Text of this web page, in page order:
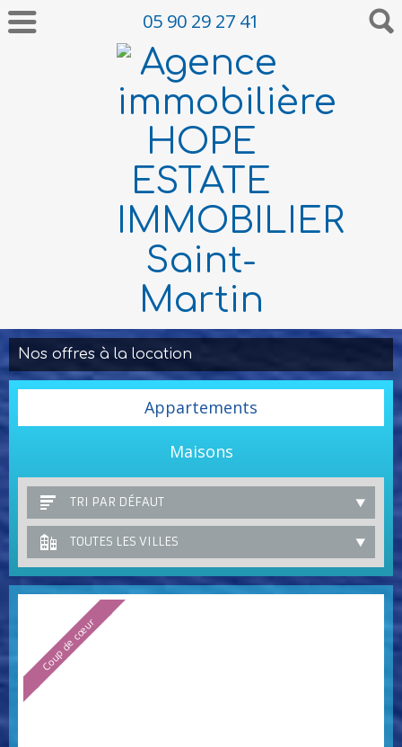
05 90 29 27 41
Nos offres à la location
Appartements
Maisons
TRI PAR DÉFAUT
TOUTES LES VILLES
Coup de cœur